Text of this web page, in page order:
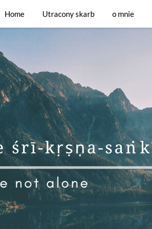
wiary
Home Utracony skarb o mnie